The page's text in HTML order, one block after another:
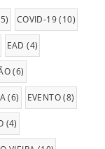
COVID-19(10)
EAD (4)
(6)
(6) EVENTO(8)
(4)